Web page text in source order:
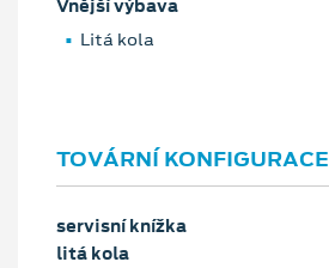
Vnější výbava
Litá kola
TOVÁRNÍ KONFIGURACE
servisní knížka
litá kola